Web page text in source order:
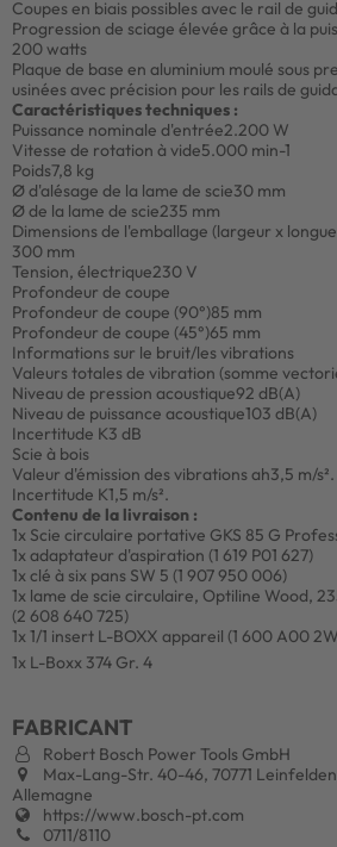
Coupes en biais possibles avec le rail de
Progression de sciage élevée grâce à la
200 watts
Plaque de base en aluminium moulé sous
usinées avec précision pour les rails de
Caractéristiques techniques :
Puissance nominale d'entrée2.200 W
Vitesse de rotation à vide5.000 min-1
Poids7,8 kg
Ø d'alésage de la lame de scie30 mm
Ø de la lame de scie235 mm
Dimensions de l'emballage (largeur x
300 mm
Tension, électrique230 V
Profondeur de coupe
Profondeur de coupe (90°)85 mm
Profondeur de coupe (45°)65 mm
Informations sur le bruit/les vibrations
Valeurs totales de vibration (somme
Niveau de pression acoustique92 dB(A)
Niveau de puissance acoustique103 dB(A)
Incertitude K3 dB
Scie à bois
Valeur d'émission des vibrations ah3,5 m/s².
Incertitude K1,5 m/s².
Contenu de la livraison :
1x Scie circulaire portative GKS 85 G
1x adaptateur d'aspiration (1 619 P01 627)
1x clé à six pans SW 5 (1 907 950 006)
1x lame de scie circulaire, Optiline Wood,
(2 608 640 725)
1x 1/1 insert L-BOXX appareil (1 600 A00
1x L-Boxx 374 Gr. 4
FABRICANT
Robert Bosch Power Tools GmbH
Max-Lang-Str. 40-46, 70771
Allemagne
https://www.bosch-pt.com
0711/8110